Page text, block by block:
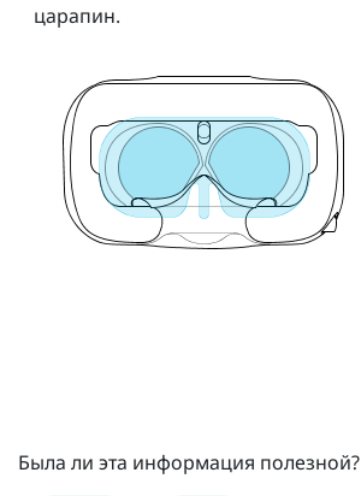
царапин.
Была ли эта информация полезной?